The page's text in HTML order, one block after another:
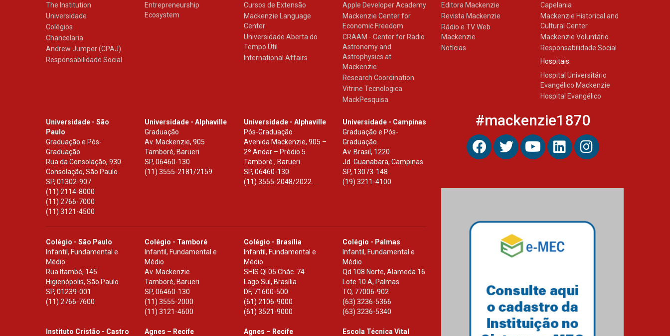
Primeiro culto do ano
ressalta o agradecimento
27.02.2026
calouros do primeiro
semestre de 2026
06.02.2026
The Institution
Universidade
Colégios
Chancelaria
Andrew Jumper (CPAJ)
Responsabilidade Social
Entrepreneurship
Ecosystem
Cursos de Extensão
Mackenzie Language
Center
Universidade Aberta do
Tempo Útil
International Affairs
Apple Developer Academy
Mackenzie Center for
Economic Freedom
CRAAM - Center for Radio
Astronomy and
Astrophysics at
Mackenzie
Research Coordination
Vitrine Tecnologica
MackPesquisa
Editora Mackenzie
Revista Mackenzie
Rádio e TV Web
Mackenzie
Notícias
Capelania
Mackenzie Historical and
Cultural Center
Mackenzie Voluntário
Responsabilidade Social
Hospitais:
Hospital Universitário
Evangélico Mackenzie
Hospital Evangélico
Universidade - São
Paulo
Graduação e Pós-
Graduação
Rua da Consolação, 930
Consolação, São Paulo
SP, 01302-907
(11) 2114-8000
(11) 2766-7000
(11) 3121-4500
Universidade - Alphaville
Graduação
Av. Mackenzie, 905
Tamboré, Barueri
SP,06460-130
(11) 3555-2181/2159
Universidade - Alphaville
Pós-Graduação
Avenida Mackenzie, 905 –
2º Andar – Prédio 5
Tamboré , Barueri
SP, 06460-130
(11) 3555-2048/2022.
Universidade - Campinas
Graduação e Pós-
Graduação
Av. Brasil, 1220
Jd. Guanabara, Campinas
SP, 13073-148
(19) 3211-4100
Colégio - São Paulo
Infantil, Fundamental e
Médio
Rua Itambé, 145
Higienópolis, São Paulo
SP, 01239-001
(11) 2766-7600
Colégio - Tamboré
Infantil, Fundamental e
Médio
Av. Mackenzie
Tamboré, Barueri
SP,06460-130
(11) 3555-2000
(11) 3121-4600
Colégio - Brasília
Infantil, Fundamental e
Médio
SHIS Ql 05 Chác. 74
Lago Sul, Brasília
DF, 71600-500
(61) 2106-9000
(61) 3521-9000
Colégio - Palmas
Infantil, Fundamental e
Médio
Qd.108 Norte, Alameda 16
Lote 10 A, Palmas
TO, 77006-902
(63) 3236-5366
(63) 3236-5340
Instituto Cristão - Castro
Agnes – Recife
Agnes – Recife
Escola Técnica Vital
#mackenzie1870